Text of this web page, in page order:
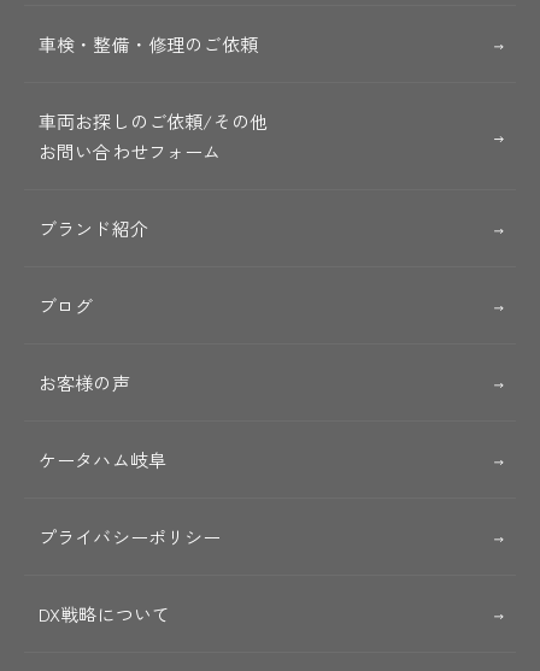
車検・整備・修理のご依頼
車両お探しのご依頼/その他
お問い合わせフォーム
ブランド紹介
ブログ
お客様の声
ケータハム岐阜
プライバシーポリシー
DX戦略について